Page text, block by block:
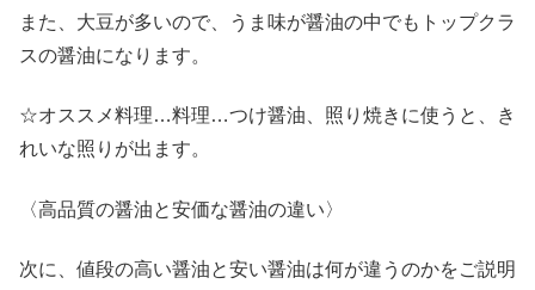
また、大豆が多いので、うま味が醤油の中でもトップクラ
スの醤油になります。
☆オススメ料理…料理…つけ醤油、照り焼きに使うと、き
れいな照りが出ます。
〈高品質の醤油と安価な醤油の違い〉
次に、値段の高い醤油と安い醤油は何が違うのかをご説明